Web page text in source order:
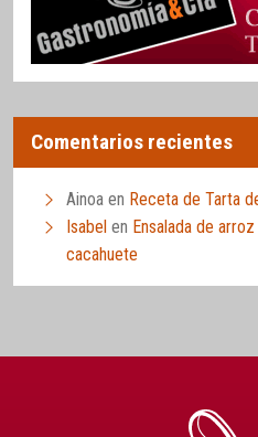
Comentarios recientes
Ainoa en Receta de Tarta
Isabel en Ensalada de
cacahuete